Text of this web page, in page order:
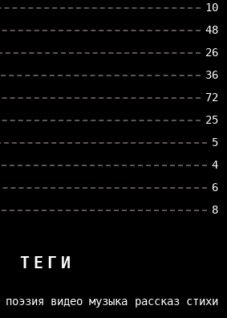
10
48
26
36
72
25
5
4
6
8
ТЕГИ
поэзия видео музыка рассказ стихи